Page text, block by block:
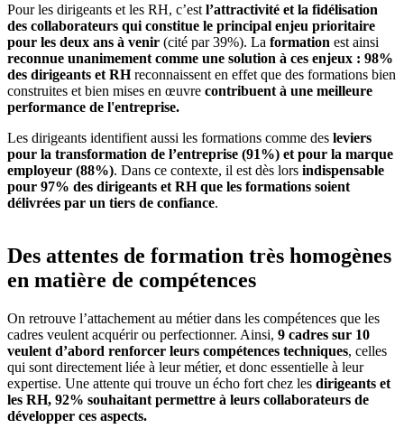
Pour les dirigeants et les RH, c’est l’attractivité et la fidélisation
des collaborateurs qui constitue le principal enjeu prioritaire
pour les deux ans à venir (cité par 39%). La formation est ainsi
reconnue unanimement comme une solution à ces enjeux : 98%
des dirigeants et RHreconnaissent en effet que des formations bien
construites et bien mises en œuvre contribuent à une meilleure
performance de l'entreprise.
Les dirigeants identifient aussi les formations comme des leviers
pour la transformation de l’entreprise (91%) et pour la marque
employeur (88%). Dans ce contexte, il est dès lors indispensable
pour 97% des dirigeants et RH que les formations soient
délivrées par un tiers de confiance.
Des attentes de formation très homogènes
en matière de compétences
On retrouve l’attachement au métier dans les compétences que les
cadres veulent acquérir ou perfectionner. Ainsi, 9 cadres sur 10
veulent d’abord renforcer leurs compétences techniques, celles
qui sont directement liée à leur métier, et donc essentielle à leur
expertise. Une attente qui trouve un écho fort chez les dirigeants et
les RH, 92% souhaitant permettre à leurs collaborateurs de
développer ces aspects.